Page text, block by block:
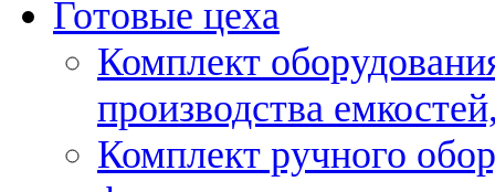
Готовые цеха
Комплект
производства
Комплект ручного